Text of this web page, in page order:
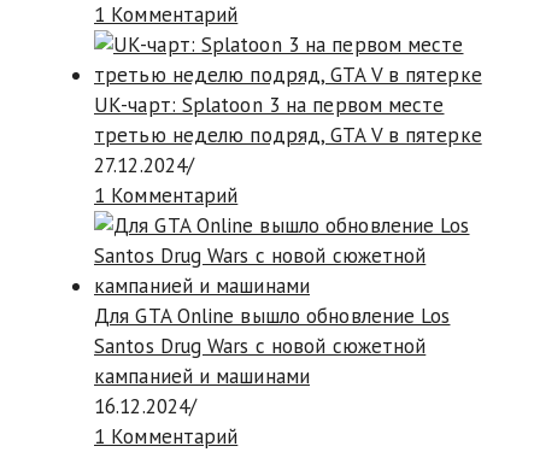
1 Комментарий
UK-чарт: Splatoon 3 на первом месте
третью неделю подряд, GTA V в пятерке
27.12.2024/
1 Комментарий
Для GTA Online вышло обновление Los
Santos Drug Wars с новой сюжетной
кампанией и машинами
16.12.2024/
1 Комментарий